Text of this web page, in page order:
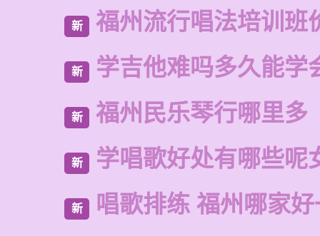
新 福州流行唱法培训班
新 学吉他难吗多久能学
新 福州民乐琴行哪里多
新 学唱歌好处有哪些呢
新 唱歌排练 福州哪家